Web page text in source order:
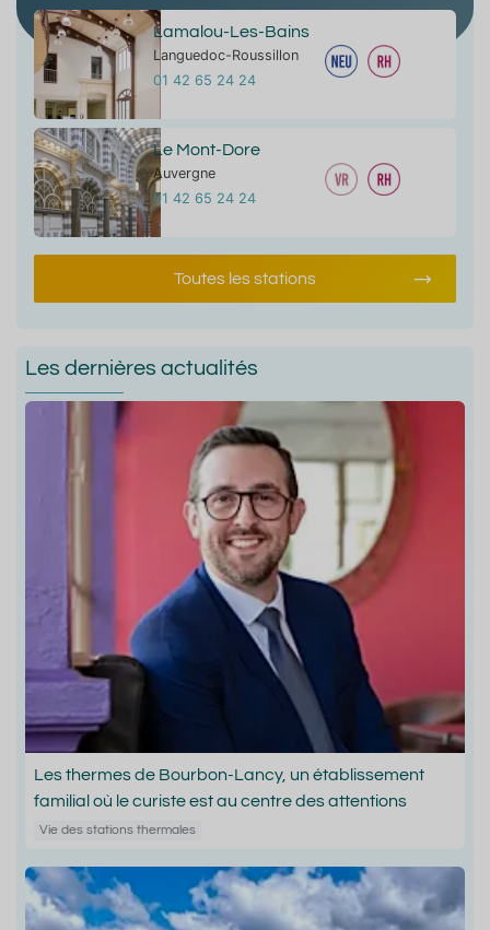
Lamalou-Les-Bains
Languedoc-Roussillon
01 42 65 24 24
Le Mont-Dore
Auvergne
01 42 65 24 24
Toutes les stations
Les dernières actualités
Les thermes de Bourbon-Lancy, un établissement
familial où le curiste est au centre des attentions
Vie des stations thermales